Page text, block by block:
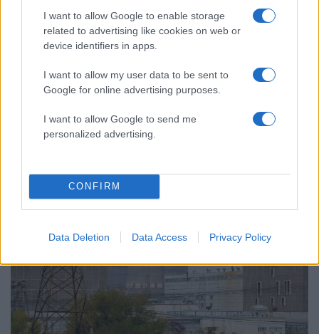
I want to allow Google to enable storage
related to advertising like cookies on web or
device identifiers in apps.
I want to allow my user data to be sent to
Google for online advertising purposes.
I want to allow Google to send me
personalized advertising.
CONFIRM
Data Deletion Data Access Privacy Policy
14:0301.10.25
λειτουργία του σταθμού της Ζαπορίζια με
εφεδρικές γεννήτριες